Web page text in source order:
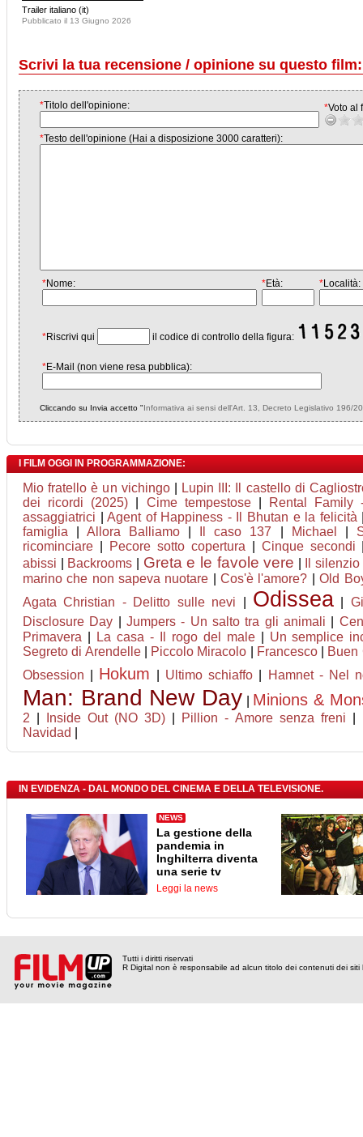
Trailer italiano (it)
Pubblicato il 13 Giugno 2026
Scrivi la tua recensione / opinione su questo
*Titolo dell'opinione: *Voto al
*Testo dell'opinione (Hai a disposizione 3000 caratteri):
*Nome: *Età: *Località:
*Riscrivi qui il codice di controllo della figura:
*E-Mail (non viene resa pubblica):
Cliccando su Invia accetto "Informativa ai sensi dell'Art. 13, Decreto Legislativo 196/
I FILM OGGI IN PROGRAMMAZIONE:
Mio fratello è un vichingo|
Lupin III: Il castello di
dei ricordi (2025)
Cime tempestose|
Rental
assaggiatrici |Agent of Happiness - Il Bhutan e la felicità
famiglia |Allora Balliamo Il caso 137 Michael
ricominciare
Pecore sotto copertura Cinque secondi
abissi
Backrooms Greta e le favole vere
Il
marino che non sapeva nuotare |Cos'è l'amore? |Old
Agata Christian - Delitto sulle nevi
Odissea
Disclosure Day |Jumpers - Un salto tra gli animali
Primavera
La casa - Il rogo del male| Un semplice
Segreto di Arendelle| Piccolo Miracolo Francesco|
Buen
Obsession
Hokum Ultimo schiaffo Hamnet - Nel
Man: Brand New Day Minions &
2 Inside Out (NO 3D) Pillion - Amore senza freni
Navidad
IN EVIDENZA - DAL MONDO DEL CINEMA E DELLA TELEVISIONE.
NEWS
La gestione della
pandemia in
Inghilterra diventa
una serie tv
Leggi la news
Tutti i diritti riservati
R Digital non è responsabile ad alcun titolo dei contenuti dei siti